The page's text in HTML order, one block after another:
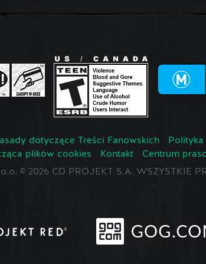
dotyczące Treści Fanowskich
plików cookies
Kontakt
Centrum
© 2026 CD PROJEKT S.A. WSZYSTKIE